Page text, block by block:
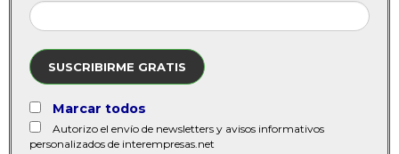
SUSCRIBIRME GRATIS
Marcar todos
Autorizo el envío de newsletters y avisos informativos
personalizados de interempresas.net